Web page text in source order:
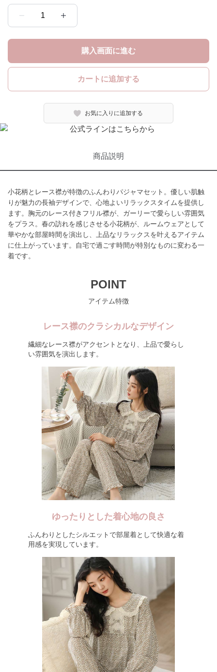
1
購入画面に進む
カートに追加する
お気に入りに追加する
商品説明
小花柄とレース襟が特徴のふんわりパジャマセット。優しい肌触
りが魅力の長袖デザインで、心地よいリラックスタイムを提供し
ます。胸元のレース付きフリル襟が、ガーリーで愛らしい雰囲気
をプラス。春の訪れを感じさせる小花柄が、ルームウェアとして
華やかな部屋時間を演出し、上品なリラックスを叶えるアイテム
に仕上がっています。自宅で過ごす時間が特別なものに変わる一
着です。
POINT
アイテム特徴
レース襟のクラシカルなデザイン
繊細なレース襟がアクセントとなり、上品で愛らし
い雰囲気を演出します。
ゆったりとした着心地の良さ
ふんわりとしたシルエットで部屋着として快適な着
用感を実現しています。